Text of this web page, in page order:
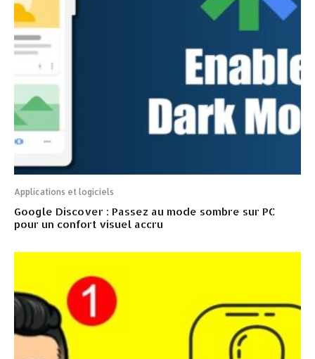
Applications et logiciels
Google Discover : Passez au mode sombre sur PC
pour un confort visuel accru